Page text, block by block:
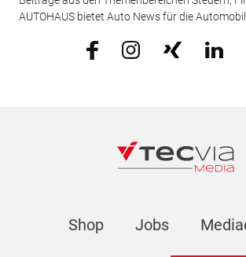
AUTOHAUS bietet Auto News für die
Shop Jobs